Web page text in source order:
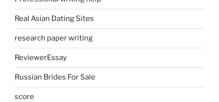
Real Asian Dating Sites
research paper writing
ReviewerEssay
Russian Brides For Sale
score